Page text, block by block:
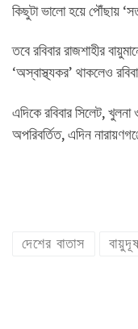
কিছুটা ভালো হয়ে পৌঁছায়
তবে রবিবার রাজশাহীর
‘অস্বাস্থ্যকর’ থাকলেও
এদিকে রবিবার সিলেট,
অপরিবর্তিত, এদিন
দেশের বাতাস